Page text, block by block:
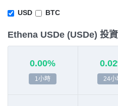
USD BTC
Ethena USDe (USDe) 投
0.00%
1小時 24小